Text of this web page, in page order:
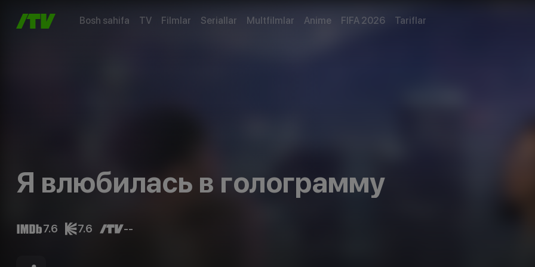
Bosh sahifa TV Filmlar Seriallar Multfilmlar Anime FIFA 2026 Tariflar
Я влюбилась в голограмму
7.6 7.6 --